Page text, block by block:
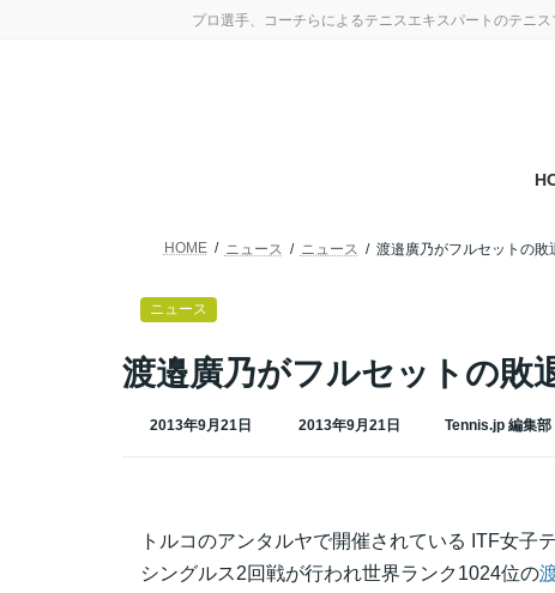
プロ選手、コーチらによるテニスエキスパートのテニ
ニュース
渡邉廣乃がフルセットの敗
2013年9月21日
最
2013年9月21日 Tennis.jp 編集部
HOME ニュース ニュース 渡邉廣乃がフルセットの
トルコのアンタルヤで開催されている ITF女子
シングルス2回戦が行われ世界ランク1024位の